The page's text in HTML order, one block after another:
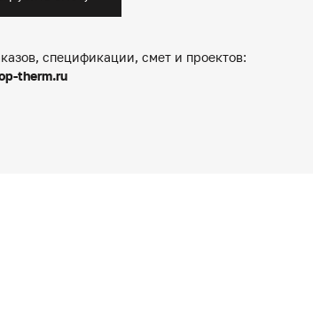
спецификации, смет и проектов:
therm.ru